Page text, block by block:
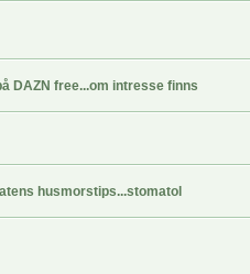
DAZN free...om intresse finns
husmorstips...stomatol